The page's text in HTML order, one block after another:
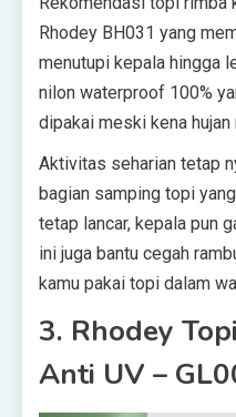
Rhodey BH031 yang
menutupi kepala hingga
nilon waterproof 100%
dipakai meski kena hujan
Aktivitas seharian tetap
bagian samping topi
tetap lancar, kepala pun
ini juga bantu cegah
kamu pakai topi dalam
3. Rhodey
Anti UV –